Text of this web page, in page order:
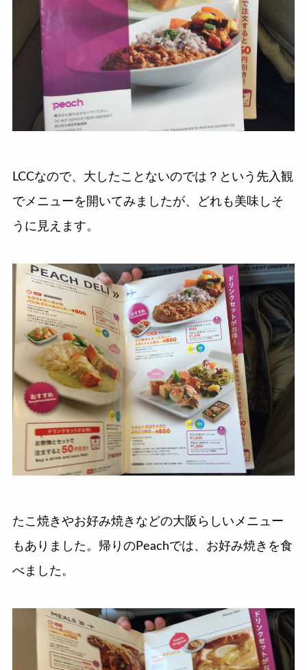
LCCなので、大したことないのでは？という先入観
でメニューを開いてみましたが、どれも美味しそ
うに見えます。
たこ焼きやお好み焼きなどの大阪らしいメニュー
もありました。帰りのPeachでは、お好み焼きを食
べました。